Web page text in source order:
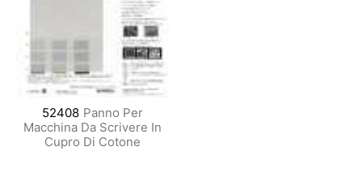
52408 Panno Per
Macchina Da Scrivere In
Cupro Di Cotone